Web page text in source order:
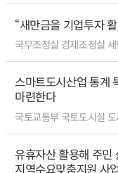
“새만금을 기업투자
국무조정실 경제조정실
스마트도시산업 통계
마련한다
국토교통부 국토도시실
유휴자산 활용해 주
지역수요맞춤지원 사